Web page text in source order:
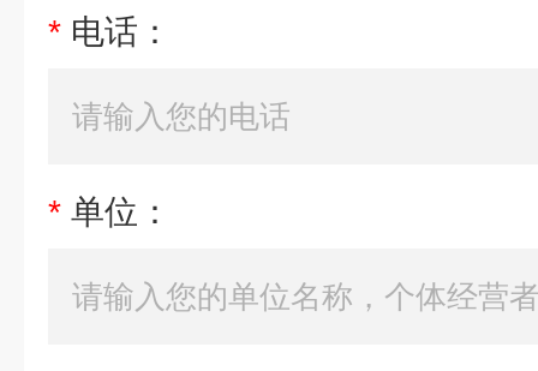
* 电话：
* 单位：